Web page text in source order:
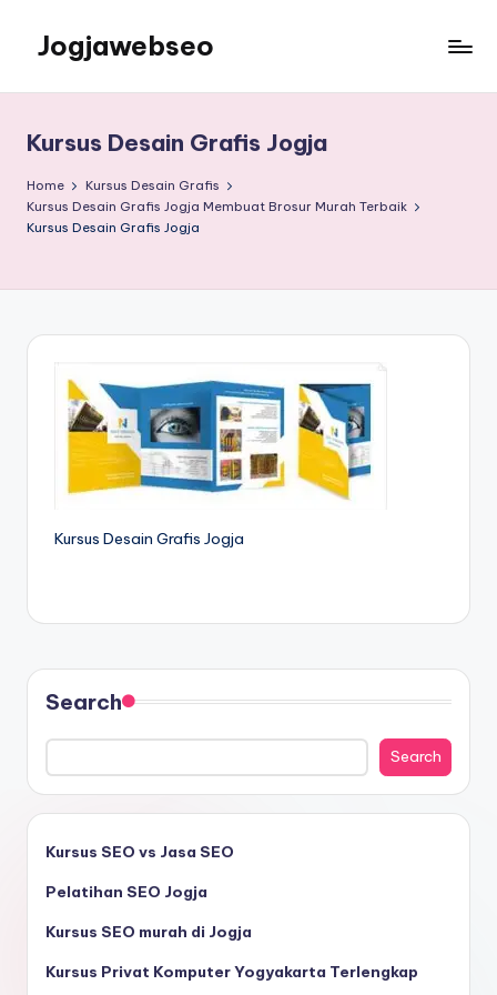
Jogjawebseo
Kursus Desain Grafis Jogja
Home
Kursus Desain Grafis
Kursus Desain Grafis Jogja Membuat Brosur Murah Terbaik
Kursus Desain Grafis Jogja
Kursus Desain Grafis Jogja
Search
Search
Kursus SEO vs Jasa SEO
Pelatihan SEO Jogja
Kursus SEO murah di Jogja
Kursus Privat Komputer Yogyakarta Terlengkap